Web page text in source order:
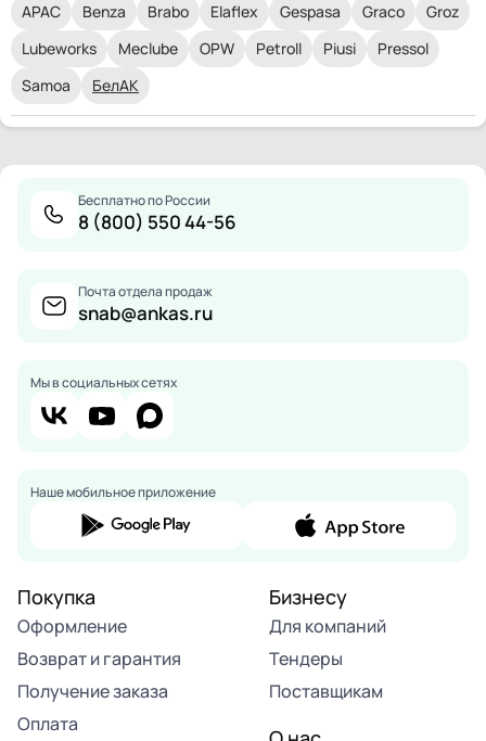
APAC Benza Brabo Elaflex Gespasa Graco
Groz
Lubeworks
Meclube OPW Petroll Piusi
Pressol
Samoa
БелАК
Бесплатно по России
8 (800) 550 44-56
Почта отдела продаж
snab@ankas.ru
Мы в социальных сетях
Наше мобильное приложение
Покупка
Оформление
Возврат и гарантия
Получение заказа
Оплата
Бизнесу
Для компаний
Тендеры
Поставщикам